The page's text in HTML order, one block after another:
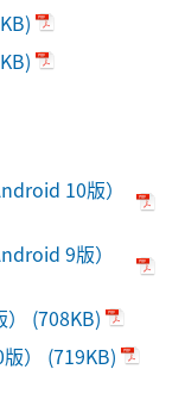
10版）
9版）
(708KB)
） (719KB)